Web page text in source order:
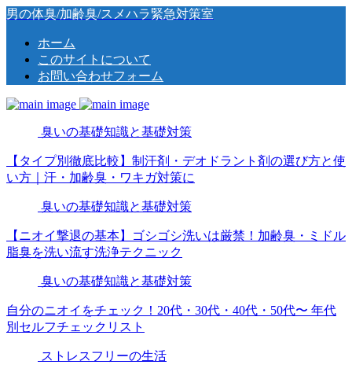
男の体臭/加齢臭/スメハラ緊急対策室
ホーム
このサイトについて
お問い合わせフォーム
臭いの基礎知識と基礎対策
【タイプ別徹底比較】制汗剤・デオドラント剤の選び方と使
い方｜汗・加齢臭・ワキガ対策に
臭いの基礎知識と基礎対策
【ニオイ撃退の基本】ゴシゴシ洗いは厳禁！加齢臭・ミドル
脂臭を洗い流す洗浄テクニック
臭いの基礎知識と基礎対策
自分のニオイをチェック！20代・30代・40代・50代〜 年代
別セルフチェックリスト
ストレスフリーの生活